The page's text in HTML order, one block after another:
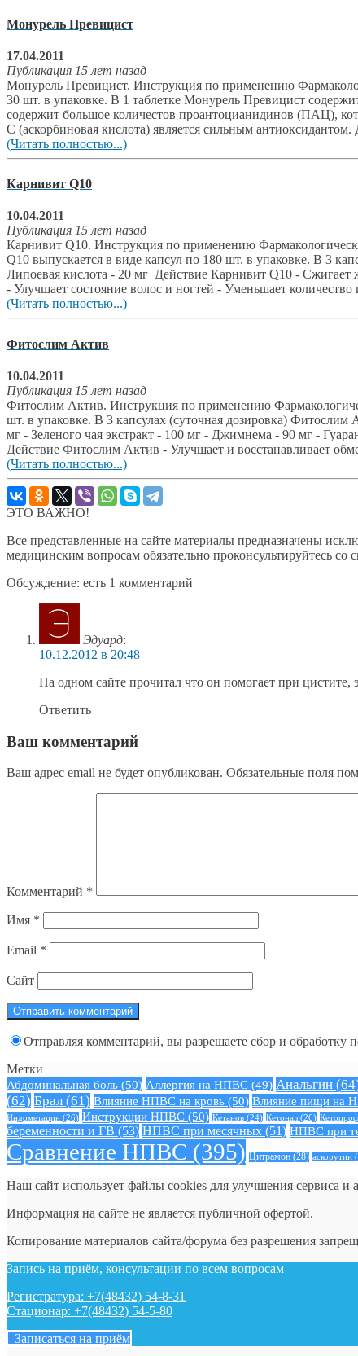
Монурель Превицист
17.04.2011
Публикация 15 лет назад
Монурель Превицист. Инструкция по применению
30 шт. в упаковке. В 1 таблетке Монурель Превицист
содержит большое количестов проантоцианидинов (ПАЦ),
С (аскорбиновая кислота) является сильным
(Читать полностью...)
Карнивит Q10
10.04.2011
Публикация 15 лет назад
Карнивит Q10. Инструкция по применению
Q10 выпускается в виде капсул по 180 шт. в упаковке. В 3
Липоевая кислота - 20 мг Действие Карнивит Q10 - Сжигает
- Улучшает состояние волос и ногтей - Уменьшает
(Читать полностью...)
Фитослим Актив
10.04.2011
Публикация 15 лет назад
Фитослим Актив. Инструкция по применению
шт. в упаковке. В 3 капсулах (суточная дозировка)
мг - Зеленого чая экстракт - 100 мг - Джимнема - 90 мг -
Действие Фитослим Актив - Улучшает и восстанавливает
(Читать полностью...)
ЭТО ВАЖНО!
Все представленные на сайте материалы предназначены
медицинским вопросам обязательно проконсультируйтесь со
Обсуждение: есть 1 комментарий
Эдуард:
10.12.2012 в 20:48
На одном сайте прочитал что он помогает при цистите,
Ответить
Ваш комментарий
Ваш адрес email не будет опубликован. Обязательные поля
Комментарий *
Имя *
Email *
Сайт
Отправляя комментарий, вы разрешаете сбор и обработку
Метки
Абдоминальная боль (50) Аллергия на НПВС (49) Анальгин
(62) Брал (61) Влияние НПВС на кровь (50) Влияние пищи на
Индометацин (26) Инструкции НПВС (50) Кетанов (24) Кетонал (26)
беременности и ГВ (53) НПВС при месячных (51) НПВС при
Сравнение НПВС (395) Цитрамон (28) аскорутин
Наш сайт использует файлы cookies для улучшения сервиса и
Информация на сайте не является публичной офертой.
Копирование материалов сайта/форума без разрешения
Запись на приём, консультации по всем вопросам
Регистратура: +7(48432) 54-8-31
Стационар: +7(48432) 54-5-80
Записаться на приём